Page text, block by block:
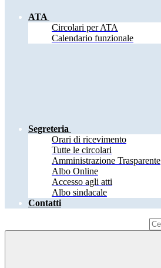
ATA
Circolari per ATA
Calendario funzionale
Segreteria
Orari di ricevimento
Tutte le circolari
Amministrazione Trasparente
Albo Online
Accesso agli atti
Albo sindacale
Contatti